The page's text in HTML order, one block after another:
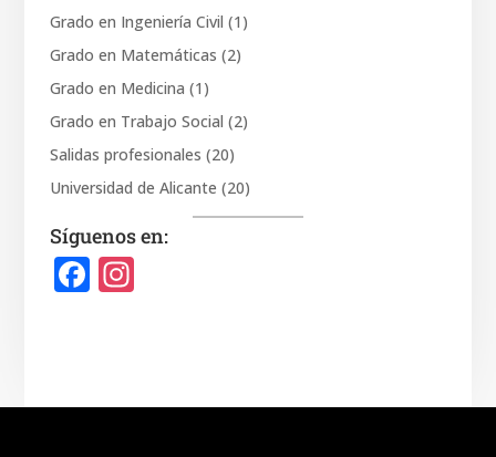
Grado en Ingeniería Civil (1)
Grado en Matemáticas (2)
Grado en Medicina (1)
Grado en Trabajo Social (2)
Salidas profesionales (20)
Universidad de Alicante (20)
Síguenos en:
F
b
In
a